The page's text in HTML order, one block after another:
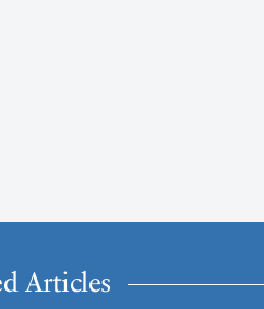
Articles